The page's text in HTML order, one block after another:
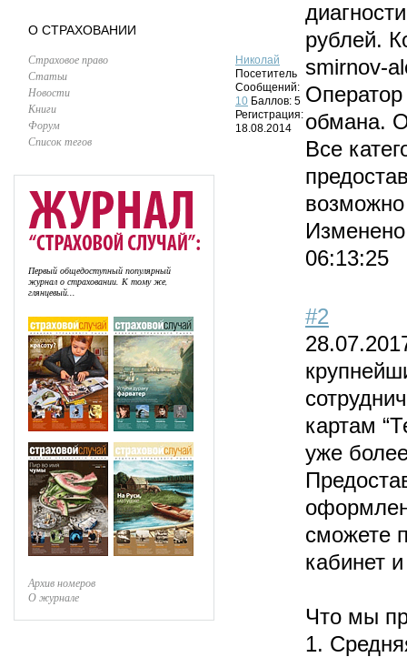
О СТРАХОВАНИИ
Страховое право
Статьи
Новости
Книги
Форум
Список тегов
Первый общедоступный популярный
журнал о страховании. К тому же,
глянцевый...
Архив номеров
О журнале
Николай
Посетитель
Сообщений:
10 Баллов: 5
Регистрация:
18.08.2014
рублей.
smirnov-
обмана.
Все
06:13:25
#2
картам
уже
сможете
кабинет
Что мы
1.